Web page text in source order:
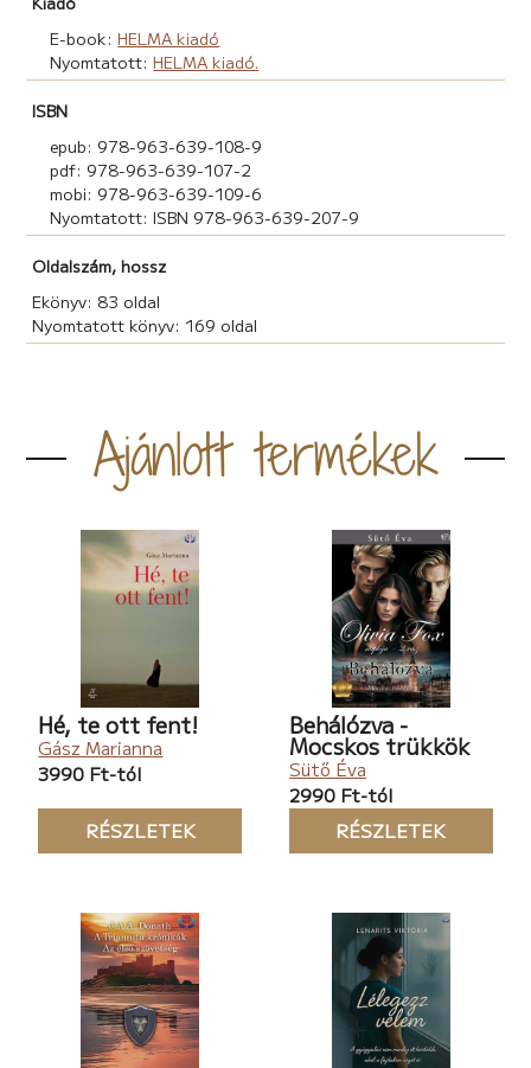
E-book: HELMA kiadó
Nyomtatott: HELMA kiadó.
ISBN
epub: 978-963-639-108-9
pdf: 978-963-639-107-2
mobi: 978-963-639-109-6
Nyomtatott: ISBN 978-963-639-207-9
Oldalszám, hossz
Ekönyv: 83 oldal
Nyomtatott könyv: 169 oldal
Ajánlott termékek
Hé, te ott fent!
Gász Marianna
3990 Ft-tól
RÉSZLETEK
Behálózva -
Mocskos trükkök
Sütő Éva
2990 Ft-tól
RÉSZLETEK